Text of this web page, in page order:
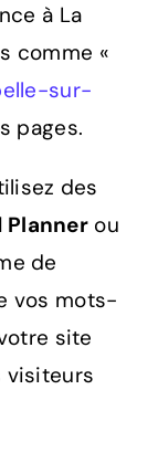
à La
comme «
sur-
pages.
des
Plannerou
de
vos mots-
site
visiteurs